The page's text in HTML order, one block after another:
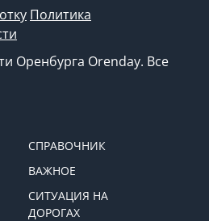
Политика
Оренбурга Orenday. Все
СПРАВОЧНИК
ВАЖНОЕ
СИТУАЦИЯ НА
ДОРОГАХ